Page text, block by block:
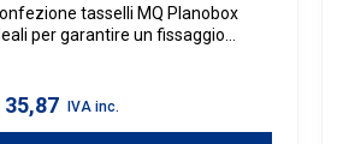
tasselli MQ Planobox
per garantire un fissaggio
35,87 IVA inc.